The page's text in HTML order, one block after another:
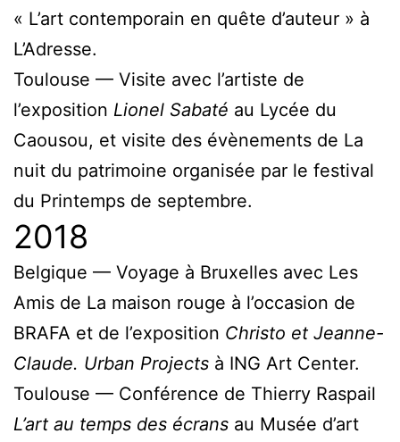
« L’art contemporain en quête d’auteur » à
L’Adresse.
Toulouse — Visite avec l’artiste de
l’exposition Lionel Sabaté au Lycée du
Caousou, et visite des évènements de La
nuit du patrimoine organisée par le festival
du Printemps de septembre.
2018
Belgique — Voyage à Bruxelles avec Les
Amis de La maison rouge à l’occasion de
BRAFA et de l’exposition Christo et Jeanne-
Claude. Urban Projects à ING Art Center.
Toulouse — Conférence de Thierry Raspail
L’art au temps des écrans au Musée d’art